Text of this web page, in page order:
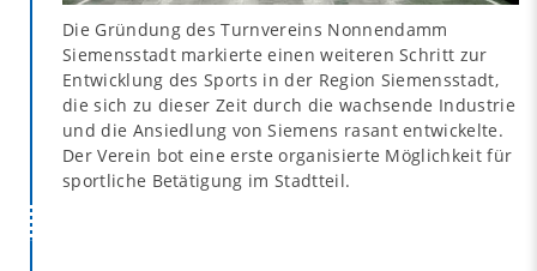
Die Gründung des Turnvereins Nonnendamm
Siemensstadt markierte einen weiteren Schritt zur
Entwicklung des Sports in der Region Siemensstadt,
die sich zu dieser Zeit durch die wachsende Industrie
und die Ansiedlung von Siemens rasant entwickelte.
Der Verein bot eine erste organisierte Möglichkeit für
sportliche Betätigung im Stadtteil.